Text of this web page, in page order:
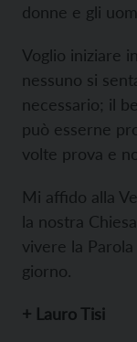
donne e gli
Voglio iniziare
nessuno si
necessario; il
può esserne
volte prova e
Mi affido alla
la nostra
vivere la
giorno.
+ Lauro Tisi